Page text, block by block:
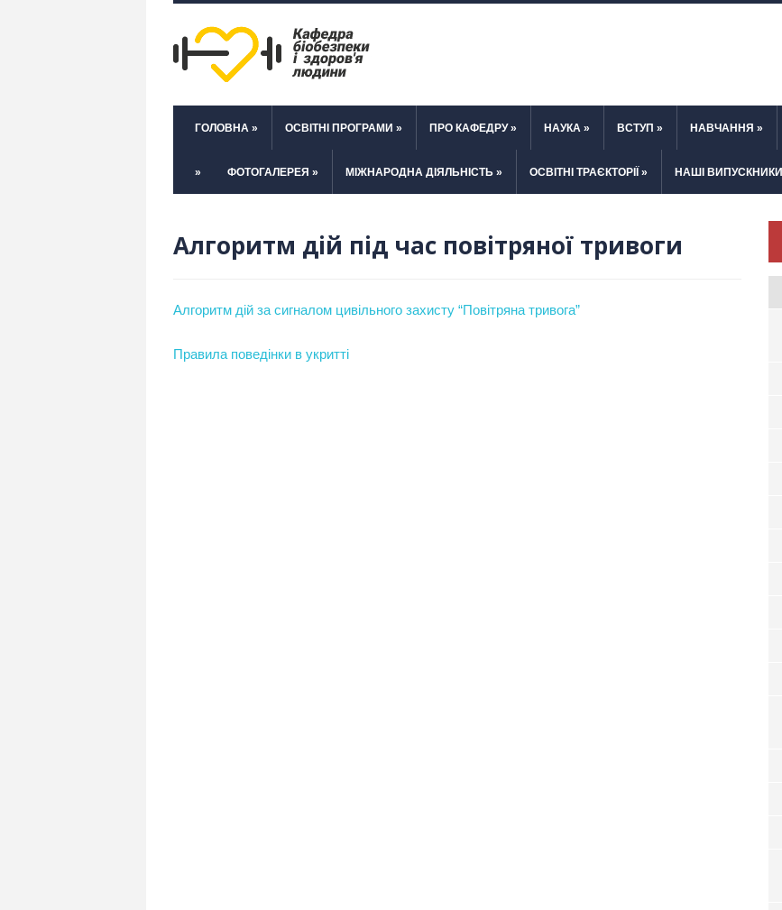
ГОЛОВНА » ОСВІТНІ ПРОГРАМИ » ПРО КАФЕДРУ» НАУКА » ВСТУП » НАВЧАННЯ »
» ФОТОГАЛЕРЕЯ » МІЖНАРОДНА ДІЯЛЬНІСТЬ » ОСВІТНІ ТРАЄКТОРІЇ » НАШІ ВИПУСКНИКИ
Алгоритм дій під час повітряної тривоги
Алгоритм дій за сигналом цивільного захисту “Повітряна тривога”
Правила поведінки в укритті